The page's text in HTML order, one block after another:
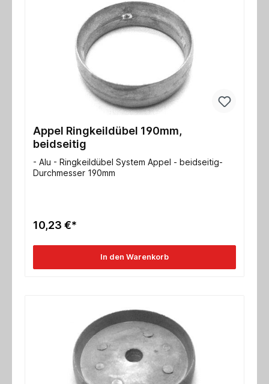
Appel Ringkeildübel 190mm,
beidseitig
- Alu - Ringkeildübel System Appel - beidseitig-
Durchmesser 190mm
10,23 €*
In den Warenkorb